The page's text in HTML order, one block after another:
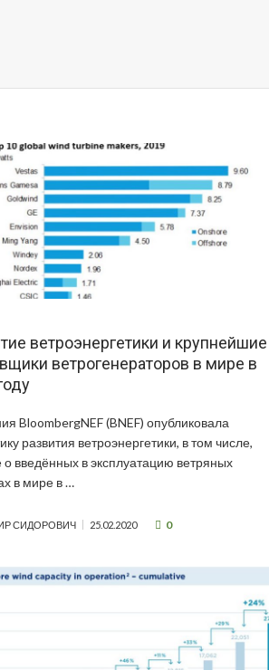
ветроэнергетики и крупнейшие
ветрогенераторов в мире в
BloombergNEF (BNEF) опубликовала
развития ветроэнергетики, в том числе,
введённых в эксплуатацию ветряных
в мире в …
СИДОРОВИЧ 25.02.2020 0